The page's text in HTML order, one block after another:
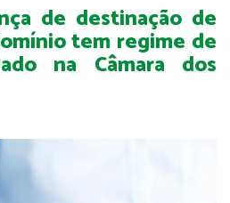
de destinação de
tem regime de
na Câmara dos